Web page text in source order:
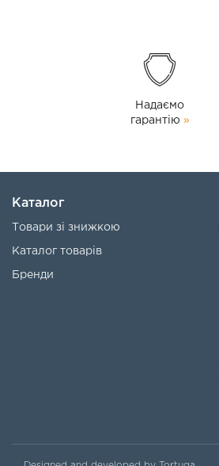
Надаємо
гарантію »
Каталог
Товари зі знижкою
Каталог товарів
Бренди